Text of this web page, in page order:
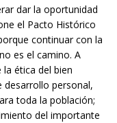
dar la oportunidad
el Pacto Histórico
continuar con la
es el camino. A
ética del bien
desarrollo personal,
toda la población;
del importante